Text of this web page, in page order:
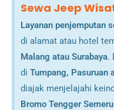
Sewa Jeep
Layanan penjemputan
di alamat atau hotel
Malang atau Surabaya.
di Tumpang, Pasuruan
diajak menjelajahi
Bromo Tengger Semeru